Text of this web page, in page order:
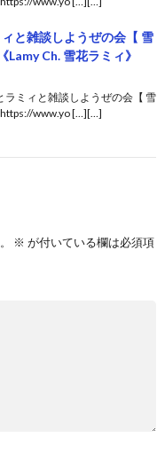
と雑談しようぜの会【 雪
Ch. 雪花ラミィ》
ラミィと雑談しようぜの会【 雪
https://www.yo […][…]
※ が付いている欄は必須項